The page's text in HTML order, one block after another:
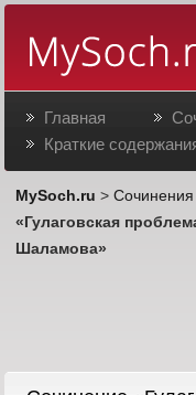
Главная
Краткие
MySoch.ru >Сочинения
«Гулаговская
Шаламова»